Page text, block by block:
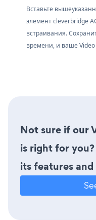
Вставьте
элемент cleverbridge
встраивания.
времени, и ваше
Not sure if our
is right for
its features